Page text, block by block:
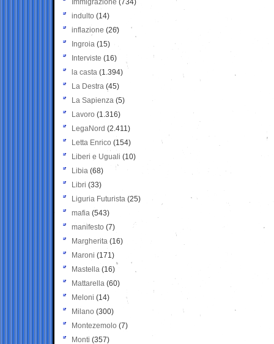
Immigrazione (734)
indulto (14)
inflazione (26)
Ingroia (15)
Interviste (16)
la casta (1.394)
La Destra (45)
La Sapienza (5)
Lavoro (1.316)
LegaNord (2.411)
Letta Enrico (154)
Liberi e Uguali (10)
Libia (68)
Libri (33)
Liguria Futurista (25)
mafia (543)
manifesto (7)
Margherita (16)
Maroni (171)
Mastella (16)
Mattarella (60)
Meloni (14)
Milano (300)
Montezemolo (7)
Monti (357)